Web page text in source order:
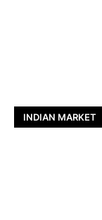
INDIAN MARKET